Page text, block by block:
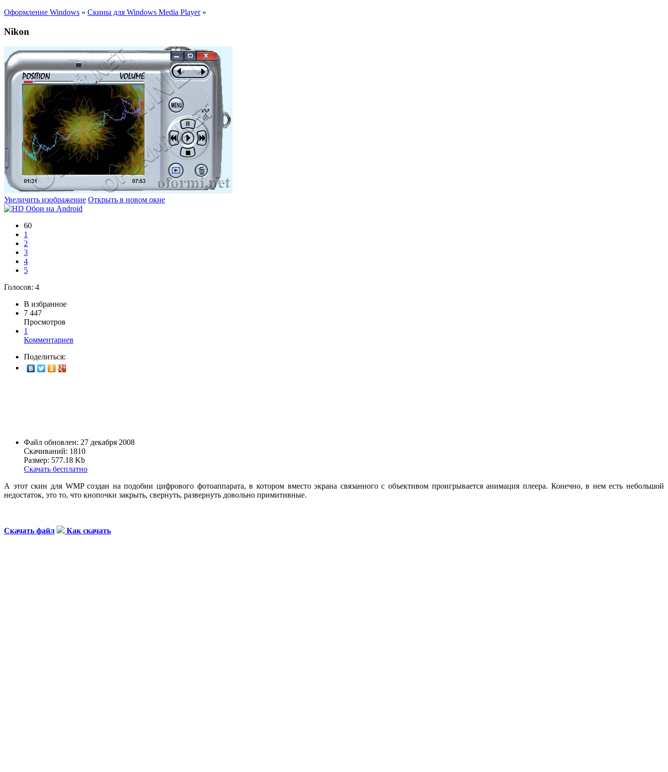
Оформление Windows » Скины для Windows Media Player»
Nikon
Увеличить изображение Открыть в новом окне
60
1
2
3
4
5
Голосов: 4
В избранное
7 447
Просмотров
1
Комментариев
Поделиться:
Файл обновлен: 27 декабря 2008
Скачиваний: 1810
Размер: 577.18 Kb
Скачать бесплатно
А этот скин для WMP создан на подобии цифрового фотоаппарата, в котором вместо экрана связанного с объективом проигрывается анимация плеера. Конечно, в нем есть небольшой
недостаток, это то, что кнопочки закрыть, свернуть, развернуть довольно примитивные.
Скачать файл Как скачать